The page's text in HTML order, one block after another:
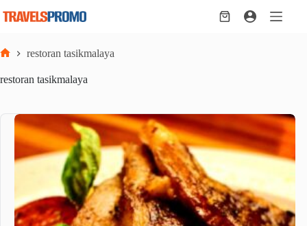
Shopping
restoran tasikmalaya
restoran tasikmalaya